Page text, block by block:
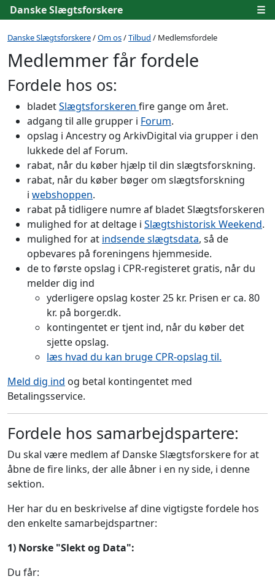
Danske Slægtsforskere ☰
Danske Slægtsforskere/Om os/Tilbud / Medlemsfordele
Medlemmer får fordele
Fordele hos os:
bladetSlægtsforskeren fire gange om året.
adgang til alle grupper i Forum.
opslag i Ancestry og ArkivDigital via grupper i den
lukkede del af Forum.
rabat, når du køber hjælp til din slægtsforskning.
rabat, når du køber bøger om slægtsforskning
i webshoppen.
rabat på tidligere numre af bladet Slægtsforskeren
mulighed for at deltage i Slægtshistorisk Weekend.
mulighed for at indsende slægtsdata, så de
opbevares på foreningens hjemmeside.
de to første opslag i CPR-registeret gratis, når du
melder dig ind
yderligere opslag koster 25 kr. Prisen er ca. 80
kr. på borger.dk.
kontingentet er tjent ind, når du køber det
sjette opslag.
læs hvad du kan bruge CPR-opslag til.
Meld dig ind og betal kontingentet med
Betalingsservice.
Fordele hos samarbejdspartere:
Du skal være medlem af Danske Slægtsforskere for at
åbne de fire links, der alle åbner i en ny side, i denne
sektion.
Her har du en beskrivelse af dine vigtigste fordele hos
den enkelte samarbejdspartner:
1) Norske "Slekt og Data":
Du får: